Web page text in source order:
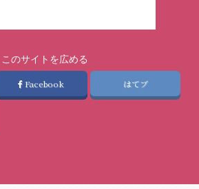
このサイトを広める
Facebook はてブ